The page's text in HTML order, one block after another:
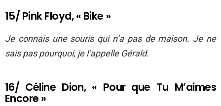
15/ Pink Floyd, « Bike »
Je connais une souris qui n’a pas de maison. Je ne
sais pas pourquoi, je l’appelle Gérald.
16/ Céline Dion, « Pour que Tu M’aimes
Encore »